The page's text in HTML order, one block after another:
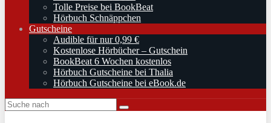
Tolle Preise bei BookBeat
Hörbuch Schnäppchen
Gutscheine
Audible für nur 0,99 €
Kostenlose Hörbücher – Gutschein
BookBeat 6 Wochen kostenlos
Hörbuch Gutscheine bei Thalia
Hörbuch Gutscheine bei eBook.de